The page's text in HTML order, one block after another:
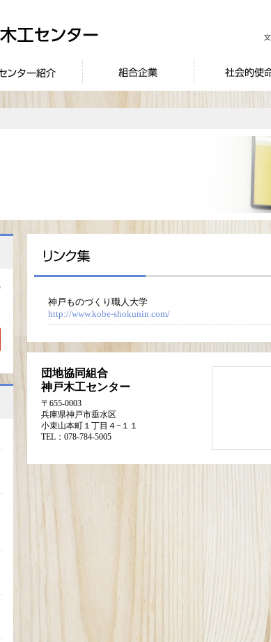
神戸ものづくり職人大学
http://www.kobe-shokunin.com/
団地協同組合
神戸木工センター
〒655-0003
兵庫県神戸市垂水区
小束山本町１丁目４−１１
TEL：078-784-5005